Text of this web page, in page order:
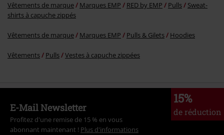
Vêtements de marque Marques EMP RED by EMP Pulls
Sweat-
shirts à capuche zippés
Vêtements de marque Marques EMP Pulls & Gilets Hoodies
Vêtements Pulls Vestes à capuche zippées
15%
de réduction
E-Mail Newsletter
Profitez d'une remise de 15 % en vous
abonnant maintenant ! Plus d'informations